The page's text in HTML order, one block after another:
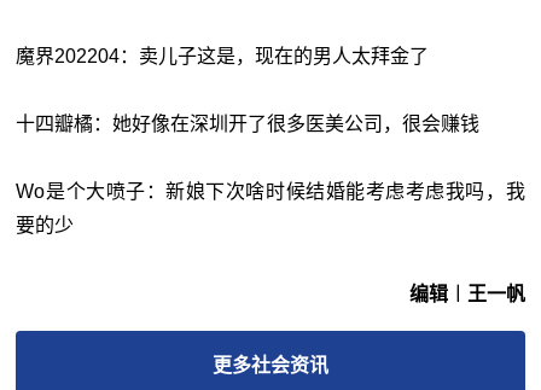
魔界202204：卖儿子这是，现在的男人太拜金了
十四瓣橘：她好像在深圳开了很多医美公司，很会赚钱
Wo是个大喷子：新娘下次啥时候结婚能考虑考虑我吗，我
要的少
编辑︱王一帆
更多社会资讯